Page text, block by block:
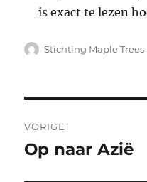
is exact te lezen
Auteur
Stichting Maple Trees
navigatie
VORIGE
Vorig
Op naar Azië